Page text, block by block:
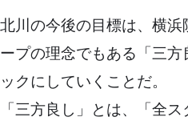
北川の今後の目標は、横
ープの理念でもある「三
ックにしていくことだ。
「三方良し」とは、「全